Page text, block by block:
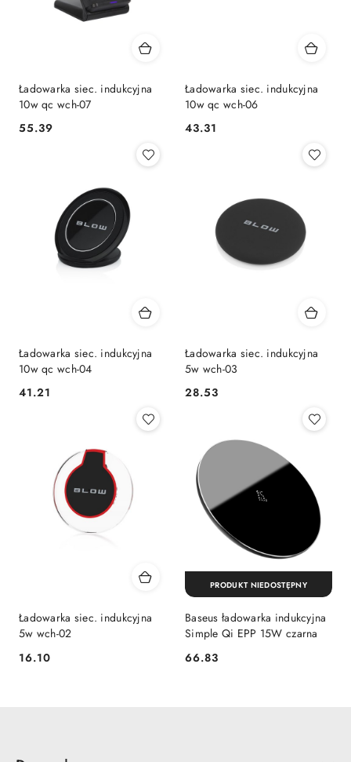
Ładowarka siec. indukcyjna
10w qc wch-07
Cena:
55.39
Ładowarka siec. indukcyjna
10w qc wch-06
Cena:
43.31
Ładowarka siec. indukcyjna
10w qc wch-04
Cena:
41.21
Ładowarka siec. indukcyjna
5w wch-03
Cena:
28.53
Ładowarka siec. indukcyjna
5w wch-02
Cena:
16.10
Baseus ładowarka indukcyjna
Simple Qi EPP 15W czarna
Cena:
66.83
PRODUKT NIEDOSTĘPNY